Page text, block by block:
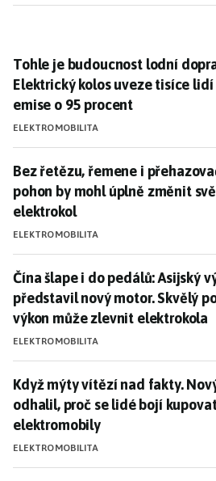
Tohle je budoucnost lodní
Tohle je budoucnost lodní
Elektrický kolos uveze tisíce lidí
emise o 95 procent
ELEKTROMOBILITA
Bez řetězu, řemene i
Bez řetězu, řemene i
pohon by mohl úplně změnit
elektrokol
ELEKTROMOBILITA
Čína šlape i do pedálů:
Čína šlape i do pedálů: Asijský
představil nový motor. Skvělý
výkon může zlevnit elektrokola
ELEKTROMOBILITA
Když mýty vítězí nad fakty.
Když mýty vítězí nad fakty.
odhalil, proč se lidé bojí
elektromobily
ELEKTROMOBILITA